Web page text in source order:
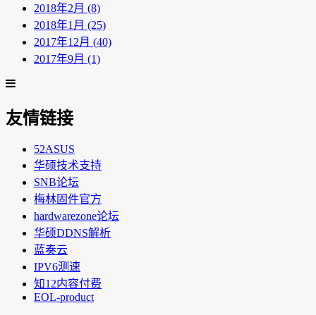
2018年2月 (8)
2018年1月 (25)
2017年12月 (40)
2017年9月 (1)
友情链接
52ASUS
华硕技术支持
SNB论坛
梅林固件官方
hardwarezone论坛
华硕DDNS解析
蓝奏云
IPV6测速
知12内容付费
EOL-product